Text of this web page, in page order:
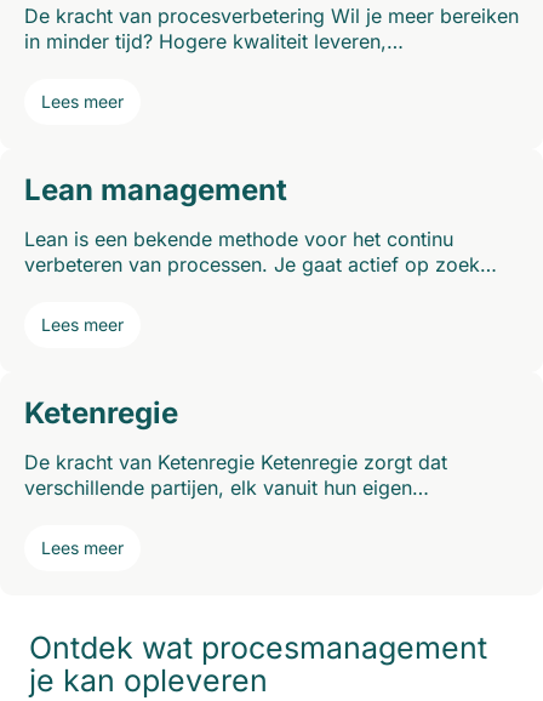
De kracht van procesverbetering Wil je meer bereiken
in minder tijd? Hogere kwaliteit leveren,…
Lees meer
Lean management
Lean is een bekende methode voor het continu
verbeteren van processen. Je gaat actief op zoek…
Lees meer
Ketenregie
De kracht van Ketenregie Ketenregie zorgt dat
verschillende partijen, elk vanuit hun eigen…
Lees meer
Ontdek wat procesmanagement
je kan opleveren